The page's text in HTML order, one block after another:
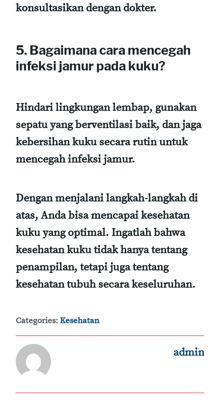
konsultasikan dengan dokter.
5. Bagaimana cara mencegah
infeksi jamur pada kuku?
Hindari lingkungan lembap, gunakan
sepatu yang berventilasi baik, dan jaga
kebersihan kuku secara rutin untuk
mencegah infeksi jamur.
Dengan menjalani langkah-langkah di
atas, Anda bisa mencapai kesehatan
kuku yang optimal. Ingatlah bahwa
kesehatan kuku tidak hanya tentang
penampilan, tetapi juga tentang
kesehatan tubuh secara keseluruhan.
Categories:Kesehatan
admin